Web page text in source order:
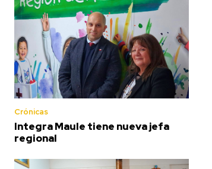
Crónicas
Integra Maule tiene nueva jefa
regional